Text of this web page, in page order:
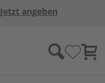
Jetzt angeben